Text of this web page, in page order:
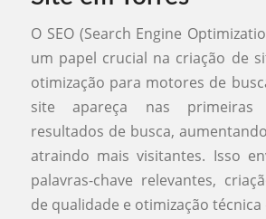
O SEO (Search Engine
um papel crucial na criação de
otimização para motores de
site apareça nas primeiras
resultados de busca,
atraindo mais visitantes. Isso
palavras-chave relevantes,
de qualidade e otimização técnica